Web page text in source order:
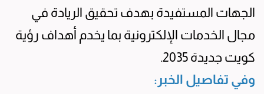
الجهات المستفيدة بهدف تحقيق الريادة في
مجال الخدمات الإلكترونية بما يخدم أهداف رؤية
كويت جديدة 2035.
وفي تفاصيل الخبر: